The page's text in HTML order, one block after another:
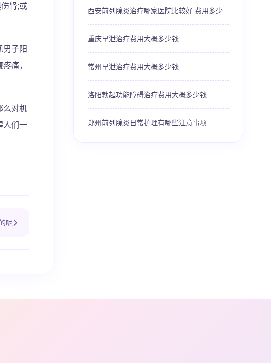
肾;或
男子阳
痛，
么对机
人们一
呢
西安前列腺炎治疗哪家医院比较好 费用多少
重庆早泄治疗费用大概多少钱
常州早泄治疗费用大概多少钱
洛阳勃起功能障碍治疗费用大概多少钱
郑州前列腺炎日常护理有哪些注意事项